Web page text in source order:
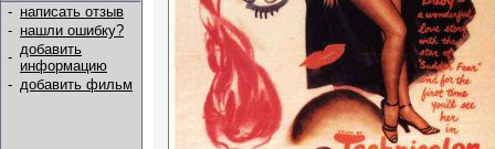
- написать отзыв
- нашли ошибку?
- добавить
информацию
- добавить фильм